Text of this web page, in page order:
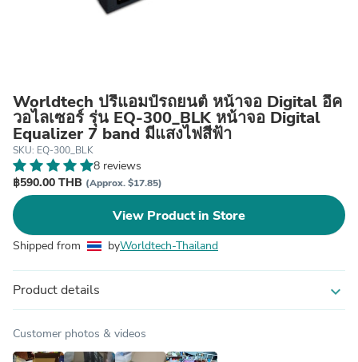
Worldtech ปรีแอมป์รถยนต์ หน้าจอ Digital อีค
วอไลเซอร์ รุ่น EQ-300_BLK หน้าจอ Digital
Equalizer 7 band มีแสงไฟสีฟ้า
SKU: EQ-300_BLK
8 reviews
฿590.00 THB (Approx. $17.85)
View Product in Store
Shipped from byWorldtech-Thailand
Product details expand_more
Customer photos & videos